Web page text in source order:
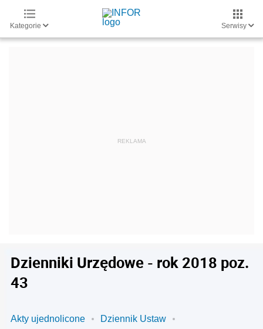
Kategorie Serwisy
Dzienniki Urzędowe - rok 2018 poz.
43
Akty ujednolicone
Dziennik Ustaw